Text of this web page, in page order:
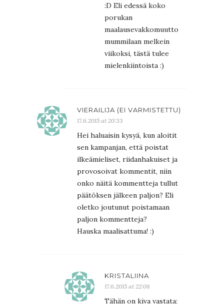
:D Eli edessä koko
porukan
maalausevakkomuutto
mummilaan melkein
viikoksi, tästä tulee
mielenkiintoista :)
VIERAILIJA (EI VARMISTETTU)
17.6.2015 at 20:33
Hei haluaisin kysyä, kun aloitit
sen kampanjan, että poistat
ilkeämieliset, riidanhakuiset ja
provosoivat kommentit, niin
onko näitä kommentteja tullut
päätöksen jälkeen paljon? Eli
oletko joutunut poistamaan
paljon kommentteja?
Hauska maalisattuma! :)
KRISTALIINA
17.6.2015 at 22:08
Tähän on kiva vastata: